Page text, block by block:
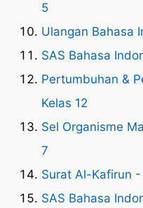
5
Ulangan Bahasa
SAS Bahasa
Pertumbuhan &
Kelas 12
Sel Organisme
7
Surat Al-Kafirun -
SAS Bahasa